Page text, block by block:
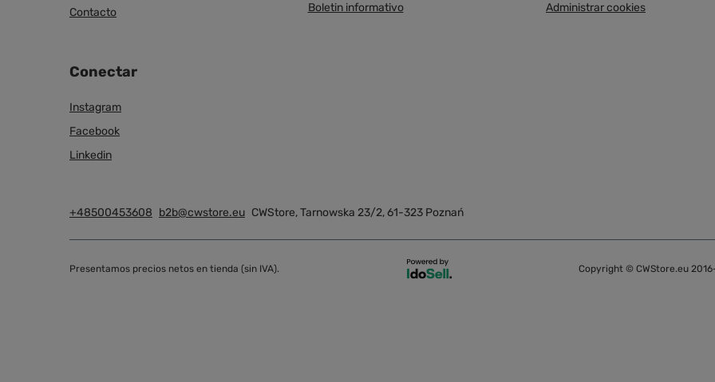
Contacto
Boletin informativo
Administrar cookies
Conectar
Instagram
Facebook
Linkedin
+48500453608 b2b@cwstore.eu CWStore,Tarnowska 23/2,61-323 Poznań
Presentamos precios netos en tienda (sin IVA). Copyright © CWStore.eu